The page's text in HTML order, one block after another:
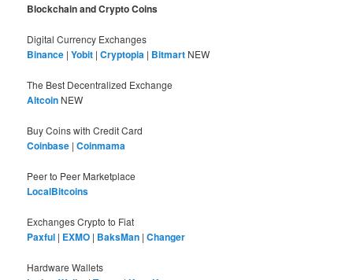
Blockchain and Crypto Coins
Digital Currency Exchanges
Binance |Yobit |Cryptopia | Bitmart NEW
The Best Decentralized Exchange
Altcoin NEW
Buy Coins with Credit Card
Coinbase |Coinmama
Peer to Peer Marketplace
LocalBitcoins
Exchanges Crypto to Fiat
Paxful | EXMO | BaksMan |Changer
Hardware Wallets